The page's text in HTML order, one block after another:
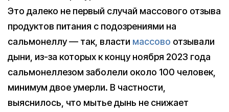
Это далеко не первый случай массового отзыва
продуктов питания с подозрениями на
сальмонеллу — так, власти массово отзывали
дыни, из-за которых к концу ноября 2023 года
сальмонеллезом заболели около 100 человек,
минимум двое умерли. В частности,
выяснилось, что мытье дынь не снижает